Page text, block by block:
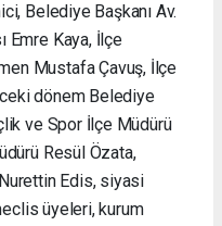
Belediye Başkanı Av.
Emre Kaya, İlçe
Mustafa Çavuş, İlçe
dönem Belediye
ve Spor İlçe Müdürü
Resül Özata,
Edis, siyasi
üyeleri, kurum